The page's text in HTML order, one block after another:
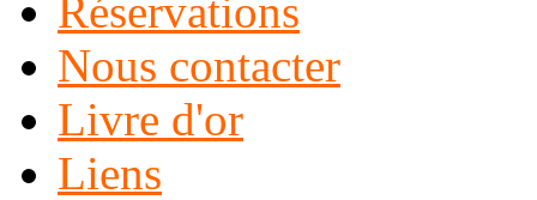
Réservations
Nous contacter
Livre d'or
Liens